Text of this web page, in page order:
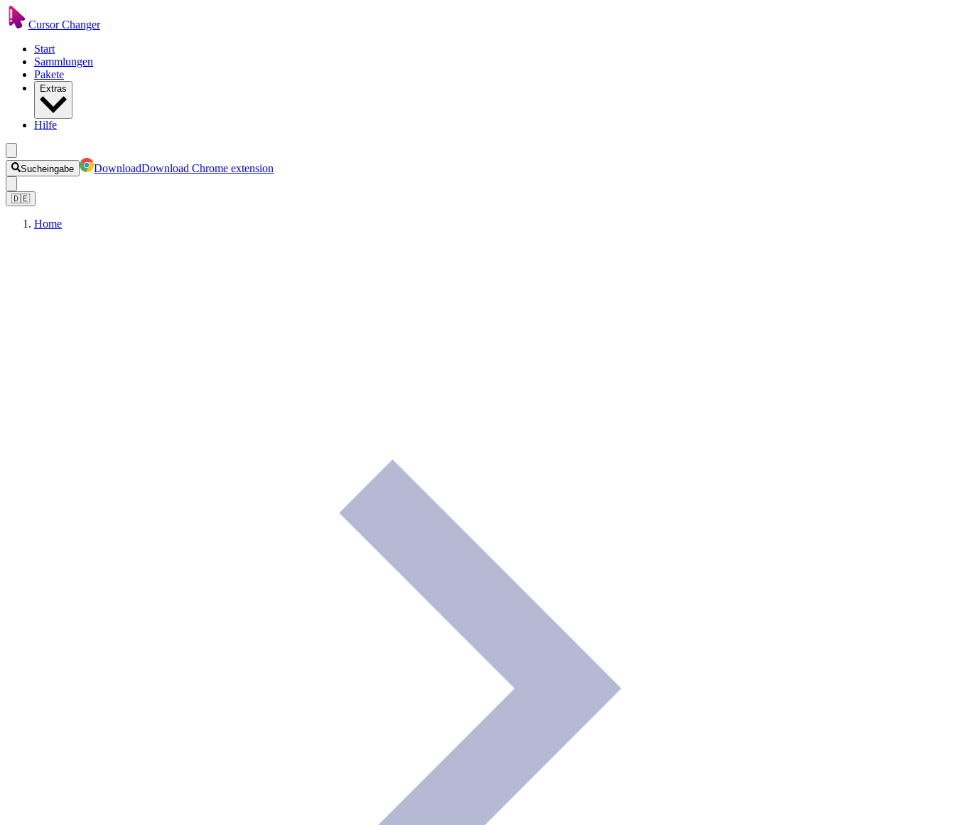
Cursor Changer
Start
Sammlungen
Pakete
Extras
Hilfe
Sucheingabe DownloadDownload Chrome extension
🇩🇪
Home